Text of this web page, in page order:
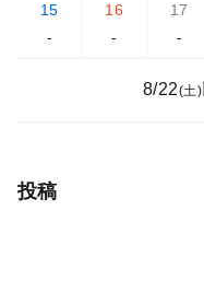
15
-
16
-
17
-
8/22(土)
投稿